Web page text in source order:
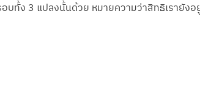
บทั้ง 3 แปลงนั้นด้วย หมายความว่าสิทธิเรายังอ